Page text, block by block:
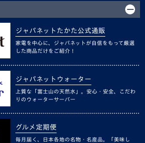
ジャパネットたかた公式通販
家電を中心に、ジャパネットが自信をもって厳選
した商品だけをご紹介！
ジャパネットウォーター
上質な「富士山の天然水」。安心・安全、こだわ
りのウォーターサーバー
グルメ定期便
毎月届く、日本各地の名物・名産品。「美味し